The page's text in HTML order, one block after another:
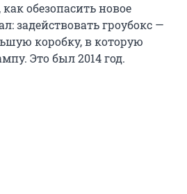
обезопасить новое
задействовать гроубокс —
коробку, в которую
Это был 2014 год.